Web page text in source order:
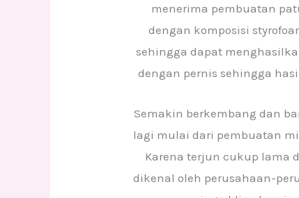
menerima pembuatan
dengan komposisi
sehingga dapat
dengan pernis sehingga
Semakin berkembang dan
lagi mulai dari pembuatan
Karena terjun cukup lama
dikenal oleh perusahaan-